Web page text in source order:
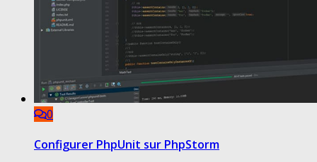
0
Configurer PhpUnit sur PhpStorm